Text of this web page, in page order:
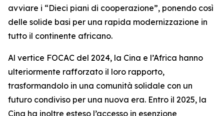
avviare i “Dieci piani di cooperazione”, ponendo così
delle solide basi per una rapida modernizzazione in
tutto il continente africano.
Al vertice FOCAC del 2024, la Cina e l’Africa hanno
ulteriormente rafforzato il loro rapporto,
trasformandolo in una comunità solidale con un
futuro condiviso per una nuova era. Entro il 2025, la
Cina ha inoltre esteso l’accesso in esenzione